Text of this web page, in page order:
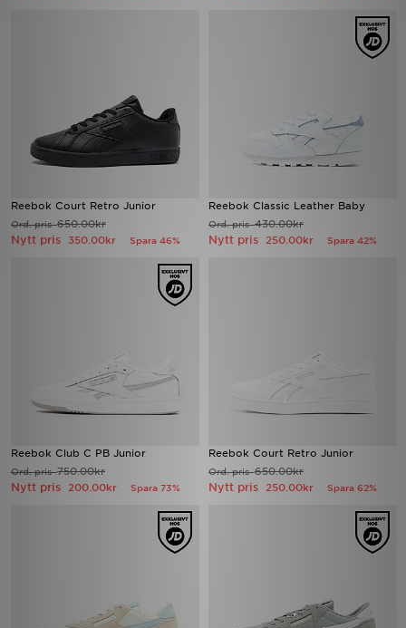
Reebok Court Retro Junior
Ord. pris650.00kr
Nytt pris 350.00kr Spara 46%
Reebok Classic Leather Baby
Ord. pris430.00kr
Nytt pris 250.00kr Spara 42%
Reebok Club C PB Junior
Ord. pris750.00kr
Nytt pris 200.00kr Spara 73%
Reebok Court Retro Junior
Ord. pris650.00kr
Nytt pris 250.00kr Spara 62%